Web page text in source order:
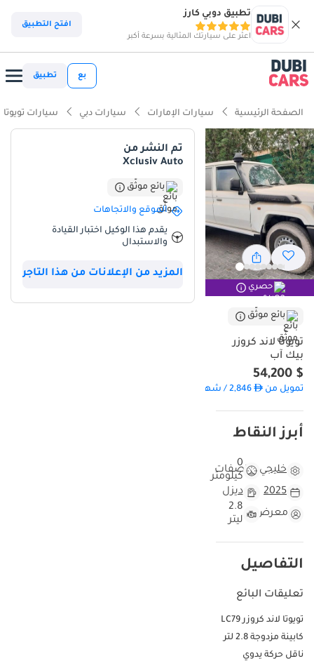
تطبيق دوبي كارز
اعثر على سيارتك المثالية بسرعة أكبر
افتح التطبيق
بع تطبيق
الصفحة الرئيسية سيارات الإمارات سيارات دبي سيارات تويوتا
حصري
بائع موثّق
تويوتا لاند كروزر
بيك آب
$ 54,200
تمويل من 2,846/ شهر
أبرز النقاط
خليجي مواصفات
0
كيلومتر
2025
ديزل
معرض
2.8
ليتر
التفاصيل
تعليقات البائع
تويوتا لاند كروزر LC79
كابينة مزدوجة 2.8 لتر
ناقل حركة يدوي
تم النشر من
Xclusiv Auto
بائع موثّق
الموقع والاتجاهات
يقدم هذا الوكيل اختبار القيادة
والاستبدال
المزيد من الإعلانات من هذا التاجر